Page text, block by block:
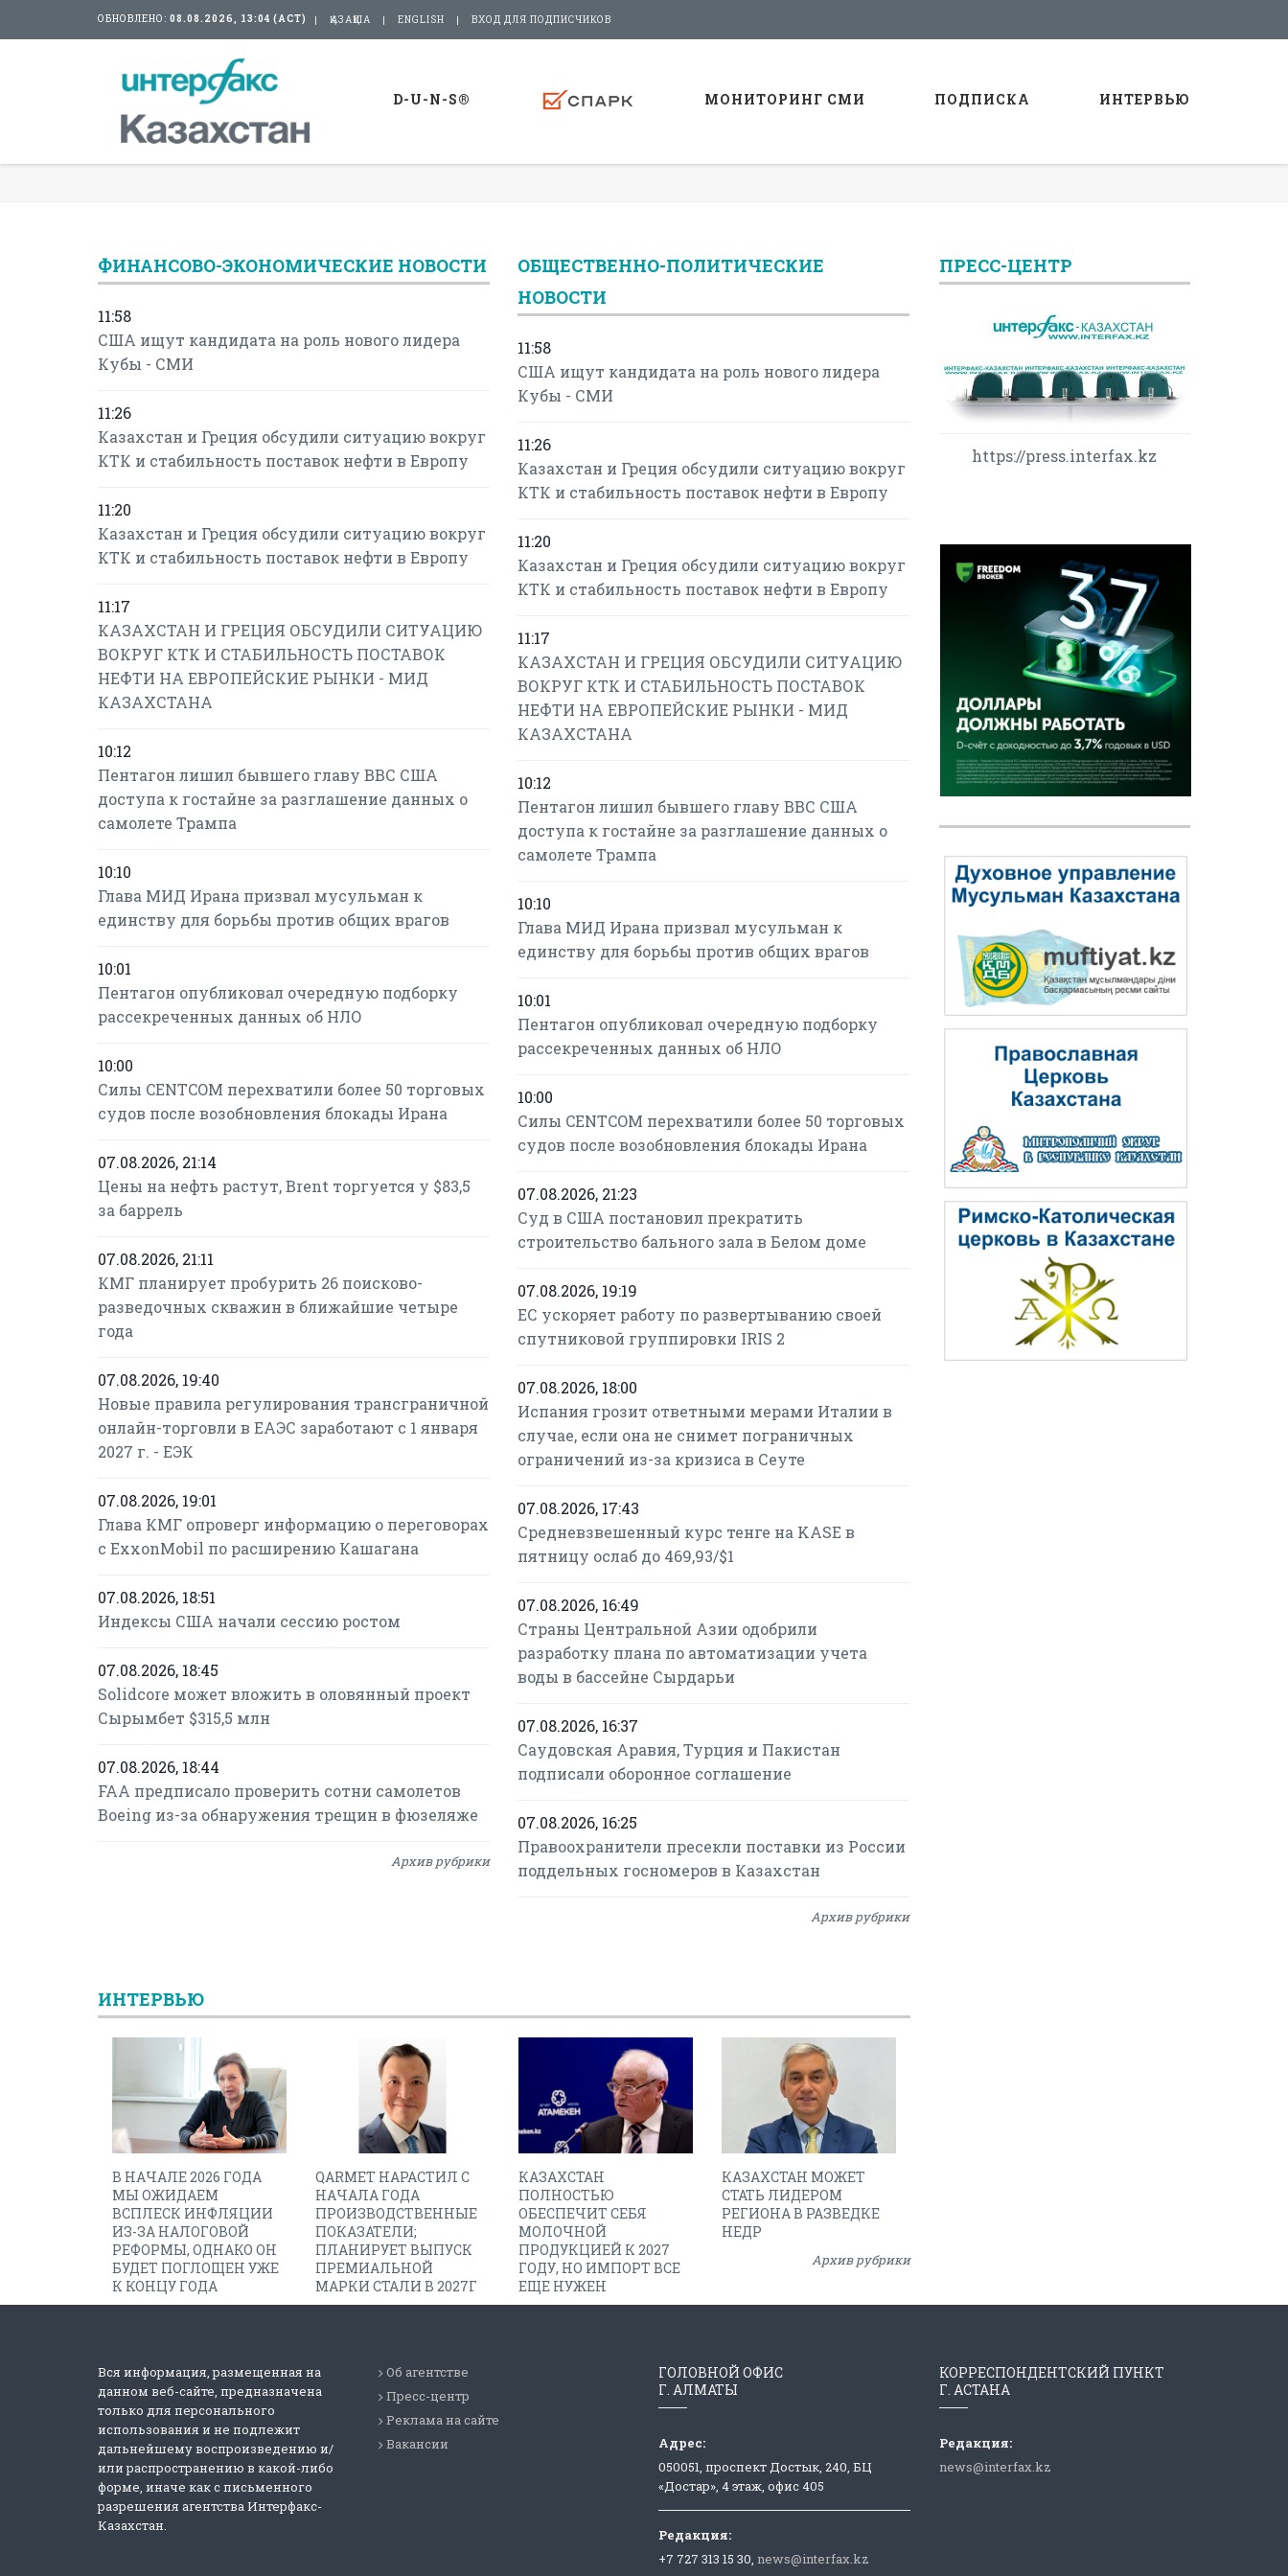
ОБНОВЛЕНО: 08.08.2026, 13:04 (АСТ) ҚАЗАҚША ENGLISH ВХОД ДЛЯ ПОДПИСЧИКОВ
D-U-N-S® МОНИТОРИНГ СМИ ПОДПИСКА ИНТЕРВЬЮ
ФИНАНСОВО-ЭКОНОМИЧЕСКИЕ НОВОСТИ
11:58
США ищут кандидата на роль нового лидера
Кубы - СМИ
11:26
Казахстан и Греция обсудили ситуацию вокруг
КТК и стабильность поставок нефти в Европу
11:20
Казахстан и Греция обсудили ситуацию вокруг
КТК и стабильность поставок нефти в Европу
11:17
КАЗАХСТАН И ГРЕЦИЯ ОБСУДИЛИ СИТУАЦИЮ
ВОКРУГ КТК И СТАБИЛЬНОСТЬ ПОСТАВОК
НЕФТИ НА ЕВРОПЕЙСКИЕ РЫНКИ - МИД
КАЗАХСТАНА
10:12
Пентагон лишил бывшего главу ВВС США
доступа к гостайне за разглашение данных о
самолете Трампа
10:10
Глава МИД Ирана призвал мусульман к
единству для борьбы против общих врагов
10:01
Пентагон опубликовал очередную подборку
рассекреченных данных об НЛО
10:00
Силы CENTCOM перехватили более 50 торговых
судов после возобновления блокады Ирана
07.08.2026, 21:14
Цены на нефть растут, Brent торгуется у $83,5
за баррель
07.08.2026, 21:11
КМГ планирует пробурить 26 поисково-
разведочных скважин в ближайшие четыре
года
07.08.2026, 19:40
Новые правила регулирования трансграничной
онлайн-торговли в ЕАЭС заработают с 1 января
2027 г. - ЕЭК
07.08.2026, 19:01
Глава КМГ опроверг информацию о переговорах
с ExxonMobil по расширению Кашагана
07.08.2026, 18:51
Индексы США начали сессию ростом
07.08.2026, 18:45
Solidcore может вложить в оловянный проект
Сырымбет $315,5 млн
07.08.2026, 18:44
FAA предписало проверить сотни самолетов
Boeing из-за обнаружения трещин в фюзеляже
Архив рубрики
ОБЩЕСТВЕННО-ПОЛИТИЧЕСКИЕ
НОВОСТИ
11:58
США ищут кандидата на роль нового лидера
Кубы - СМИ
11:26
Казахстан и Греция обсудили ситуацию вокруг
КТК и стабильность поставок нефти в Европу
11:20
Казахстан и Греция обсудили ситуацию вокруг
КТК и стабильность поставок нефти в Европу
11:17
КАЗАХСТАН И ГРЕЦИЯ ОБСУДИЛИ СИТУАЦИЮ
ВОКРУГ КТК И СТАБИЛЬНОСТЬ ПОСТАВОК
НЕФТИ НА ЕВРОПЕЙСКИЕ РЫНКИ - МИД
КАЗАХСТАНА
10:12
Пентагон лишил бывшего главу ВВС США
доступа к гостайне за разглашение данных о
самолете Трампа
10:10
Глава МИД Ирана призвал мусульман к
единству для борьбы против общих врагов
10:01
Пентагон опубликовал очередную подборку
рассекреченных данных об НЛО
10:00
Силы CENTCOM перехватили более 50 торговых
судов после возобновления блокады Ирана
07.08.2026, 21:23
Суд в США постановил прекратить
строительство бального зала в Белом доме
07.08.2026, 19:19
ЕС ускоряет работу по развертыванию своей
спутниковой группировки IRIS 2
07.08.2026, 18:00
Испания грозит ответными мерами Италии в
случае, если она не снимет пограничных
ограничений из-за кризиса в Сеуте
07.08.2026, 17:43
Средневзвешенный курс тенге на KASE в
пятницу ослаб до 469,93/$1
07.08.2026, 16:49
Страны Центральной Азии одобрили
разработку плана по автоматизации учета
воды в бассейне Сырдарьи
07.08.2026, 16:37
Саудовская Аравия, Турция и Пакистан
подписали оборонное соглашение
07.08.2026, 16:25
Правоохранители пресекли поставки из России
поддельных госномеров в Казахстан
Архив рубрики
ИНТЕРВЬЮ
В НАЧАЛЕ 2026 ГОДА
МЫ ОЖИДАЕМ
ВСПЛЕСК ИНФЛЯЦИИ
ИЗ-ЗА НАЛОГОВОЙ
РЕФОРМЫ, ОДНАКО ОН
БУДЕТ ПОГЛОЩЕН УЖЕ
К КОНЦУ ГОДА
QARMET НАРАСТИЛ С
НАЧАЛА ГОДА
ПРОИЗВОДСТВЕННЫЕ
ПОКАЗАТЕЛИ;
ПЛАНИРУЕТ ВЫПУСК
ПРЕМИАЛЬНОЙ
МАРКИ СТАЛИ В 2027Г
КАЗАХСТАН
ПОЛНОСТЬЮ
ОБЕСПЕЧИТ СЕБЯ
МОЛОЧНОЙ
ПРОДУКЦИЕЙ К 2027
ГОДУ, НО ИМПОРТ ВСЕ
ЕЩЕ НУЖЕН
КАЗАХСТАН МОЖЕТ
СТАТЬ ЛИДЕРОМ
РЕГИОНА В РАЗВЕДКЕ
НЕДР
Архив рубрики
ПРЕСС-ЦЕНТР
https://press.interfax.kz
Вся информация, размещенная на
данном веб-сайте, предназначена
только для персонального
использования и не подлежит
дальнейшему воспроизведению и/
или распространению в какой-либо
форме, иначе как с письменного
разрешения агентства Интерфакс-
Казахстан.
Об агентстве
Пресс-центр
Реклама на сайте
Вакансии
ГОЛОВНОЙ ОФИС
Г. АЛМАТЫ
Адрес:
050051, проспект Достык, 240, БЦ
«Достар», 4 этаж, офис 405
Редакция:
+7 727 313 15 30, news@interfax.kz
КОРРЕСПОНДЕНТСКИЙ ПУНКТ
Г. АСТАНА
Редакция:
news@interfax.kz